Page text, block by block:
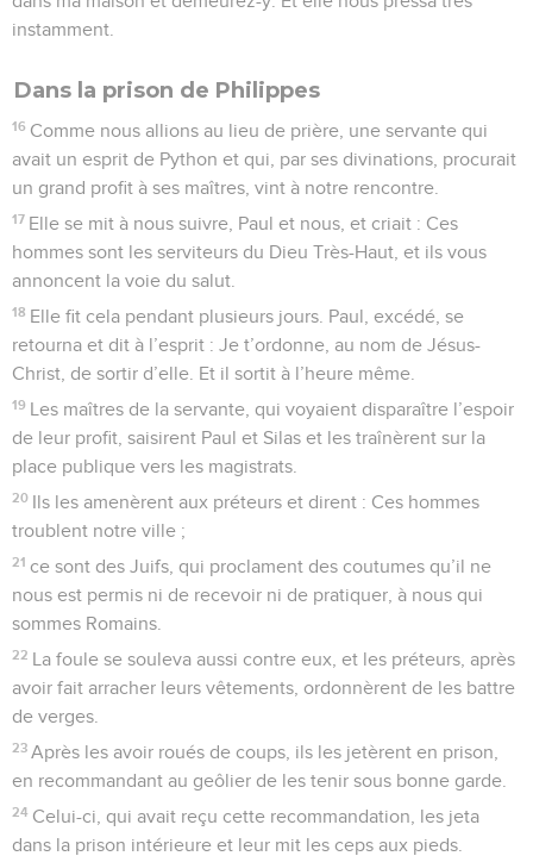
instamment.
Dans la prison de Philippes
16 Comme nous allions au lieu de prière, une servante qui
avait un esprit de Python et qui, par ses divinations, procurait
un grand profit à ses maîtres, vint à notre rencontre.
17 Elle se mit à nous suivre, Paul et nous, et criait : Ces
hommes sont les serviteurs du Dieu Très-Haut, et ils vous
annoncent la voie du salut.
18 Elle fit cela pendant plusieurs jours. Paul, excédé, se
retourna et dit à l’esprit : Je t’ordonne, au nom de Jésus-
Christ, de sortir d’elle. Et il sortit à l’heure même.
19 Les maîtres de la servante, qui voyaient disparaître l’espoir
de leur profit, saisirent Paul et Silas et les traînèrent sur la
place publique vers les magistrats.
20 Ils les amenèrent aux préteurs et dirent : Ces hommes
troublent notre ville ;
21 ce sont des Juifs, qui proclament des coutumes qu’il ne
nous est permis ni de recevoir ni de pratiquer, à nous qui
sommes Romains.
22 La foule se souleva aussi contre eux, et les préteurs, après
avoir fait arracher leurs vêtements, ordonnèrent de les battre
de verges.
23 Après les avoir roués de coups, ils les jetèrent en prison,
en recommandant au geôlier de les tenir sous bonne garde.
24 Celui-ci, qui avait reçu cette recommandation, les jeta
dans la prison intérieure et leur mit les ceps aux pieds.